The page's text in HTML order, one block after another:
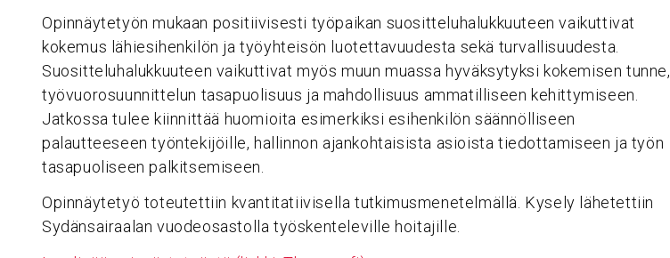
Opinnäytetyön mukaan positiivisesti työpaikan suositteluhalukkuuteen vaikuttivat
kokemus lähiesihenkilön ja työyhteisön luotettavuudesta sekä turvallisuudesta.
Suositteluhalukkuuteen vaikuttivat myös muun muassa hyväksytyksi kokemisen tunne,
työvuorosuunnittelun tasapuolisuus ja mahdollisuus ammatilliseen kehittymiseen.
Jatkossa tulee kiinnittää huomioita esimerkiksi esihenkilön säännölliseen
palautteeseen työntekijöille, hallinnon ajankohtaisista asioista tiedottamiseen ja työn
tasapuoliseen palkitsemiseen.
Opinnäytetyö toteutettiin kvantitatiivisella tutkimusmenetelmällä. Kysely lähetettiin
Sydänsairaalan vuodeosastolla työskenteleville hoitajille.